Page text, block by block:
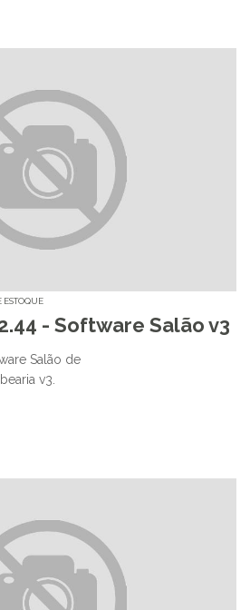
ESTOQUE
- Software Salão v3
Salão de
v3.